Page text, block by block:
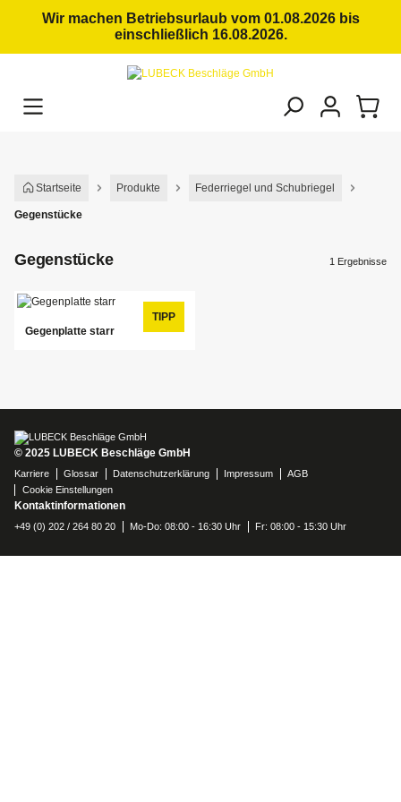
springenWir machen Betriebsurlaub vom 01.08.2026 bis
einschließlich 16.08.2026.
Startseite Produkte Federriegel und Schubriegel
Gegenstücke
Gegenstücke 1 Ergebnisse
TIPP
Gegenplatte starr
© 2025 LUBECK Beschläge GmbH
Karriere Glossar Datenschutzerklärung Impressum
AGB
Cookie Einstellungen
Kontaktinformationen
+49 (0) 202 / 264 80 20 Mo-Do: 08:00 - 16:30 Uhr Fr: 08:00 - 15:30 Uhr